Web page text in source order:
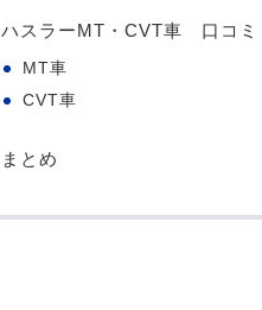
ハスラーMT・CVT車 口コミ
MT車
CVT車
まとめ